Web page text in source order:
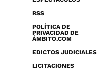
RSS
POLÍTICA DE
PRIVACIDAD DE
ÁMBITO.COM
EDICTOS JUDICIALES
LICITACIONES